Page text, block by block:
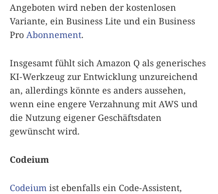
Angeboten wird neben der kostenlosen
Variante, ein Business Lite und ein Business
Pro Abonnement.
Insgesamt fühlt sich Amazon Q als generisches
KI-Werkzeug zur Entwicklung unzureichend
an, allerdings könnte es anders aussehen,
wenn eine engere Verzahnung mit AWS und
die Nutzung eigener Geschäftsdaten
gewünscht wird.
Codeium
Codeium ist ebenfalls ein Code-Assistent,